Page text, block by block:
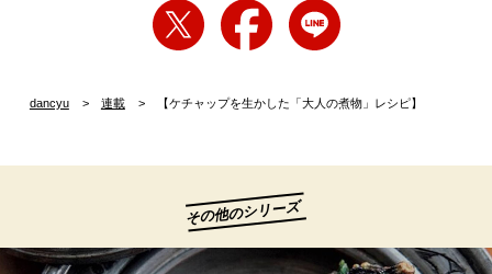
dancyu 連載 【ケチャップを生かした「大人の煮物」レシピ】
その他のシリーズ